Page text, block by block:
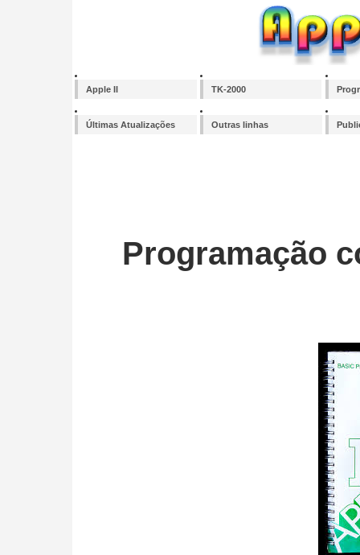
Apple II TK-2000
Últimas Atualizações Outras linhas
Programação